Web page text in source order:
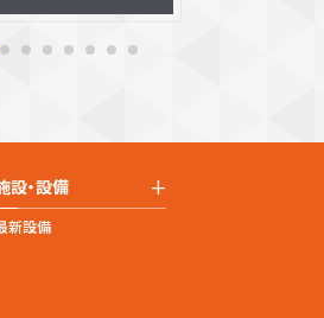
設・設備 +
新設備